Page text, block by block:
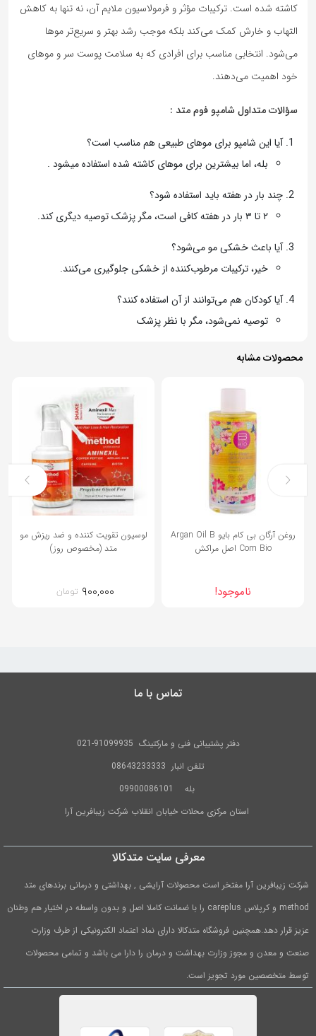
کاشته شده است. ترکیبات مؤثر و فرمولاسیون ملایم آن، نه تنها به کاهش
التهاب و خارش کمک می‌کند بلکه موجب رشد بهتر و سریع‌تر موها
می‌شود. انتخابی مناسب برای افرادی که به سلامت پوست سر و موهای
خود اهمیت می‌دهند.
سؤالات متداول شامپو فوم متد :
آیا این شامپو برای موهای طبیعی هم مناسب است؟
بله، اما بیشترین برای موهای کاشته شده استفاده میشود .
چند بار در هفته باید استفاده شود؟
۲ تا ۳ بار در هفته کافی است، مگر پزشک توصیه دیگری کند.
آیا باعث خشکی مو می‌شود؟
خیر، ترکیبات مرطوب‌کننده از خشکی جلوگیری می‌کنند.
آیا کودکان هم می‌توانند از آن استفاده کنند؟
توصیه نمی‌شود، مگر با نظر پزشک
محصولات مشابه
روغن آرگان بی کام بایو Argan Oil B
Com Bio اصل مراکش
ناموجود!
لوسیون تقویت کننده و ضد ریزش مو
متد (مخصوص روز)
۹۰۰,۰۰۰ تومان
تماس با ما
دفتر پشتیبانی فنی و مارکتینگ 91099935-021
تلفن انبار 08643233333
بله
09900086101
استان مرکزی محلات خیابان انقلاب شرکت زیبافرین آرا
معرفی سایت متدکالا
شرکت زیبافرین آرا مفتخر است محصولات آرایشی , بهداشتی و درمانی برندهای متد
method و کرپلاس careplus را با ضمانت کاملا اصل و بدون واسطه در اختیار هم وطنان
عزیز قرار دهد.همچنین فروشگاه متدکالا دارای نماد اعتماد الکترونیکی از طرف وزارت
صنعت و معدن و مجوز وزارت بهداشت و درمان را دارا می باشد و تمامی محصولات
توسط متخصصین مورد تجویز است.